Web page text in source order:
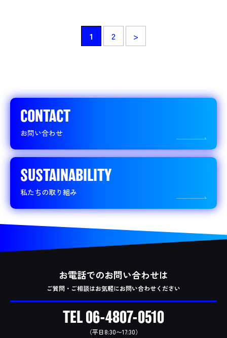
1 2 >
CONTACT
お問い合わせ
SUSTAINABILITY
私たちの取り組み
お電話でのお問い合わせは
ご質問・ご相談はお気軽にお問い合わせください
TEL06-4807-0510
（平日8:30〜17:30）